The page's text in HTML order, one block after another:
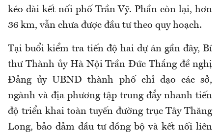
kéo dài kết nối phố Trần Vỹ. Phần còn lại, hơn
36 km, vẫn chưa được đầu tư theo quy hoạch.
Tại buổi kiểm tra tiến độ hai dự án gần đây, Bí
thư Thành ủy Hà Nội Trần Đức Thắng đề nghị
Đảng ủy UBND thành phố chỉ đạo các sở,
ngành và địa phương tập trung đẩy nhanh tiến
độ triển khai toàn tuyến đường trục Tây Thăng
Long, bảo đảm đầu tư đồng bộ và kết nối liên